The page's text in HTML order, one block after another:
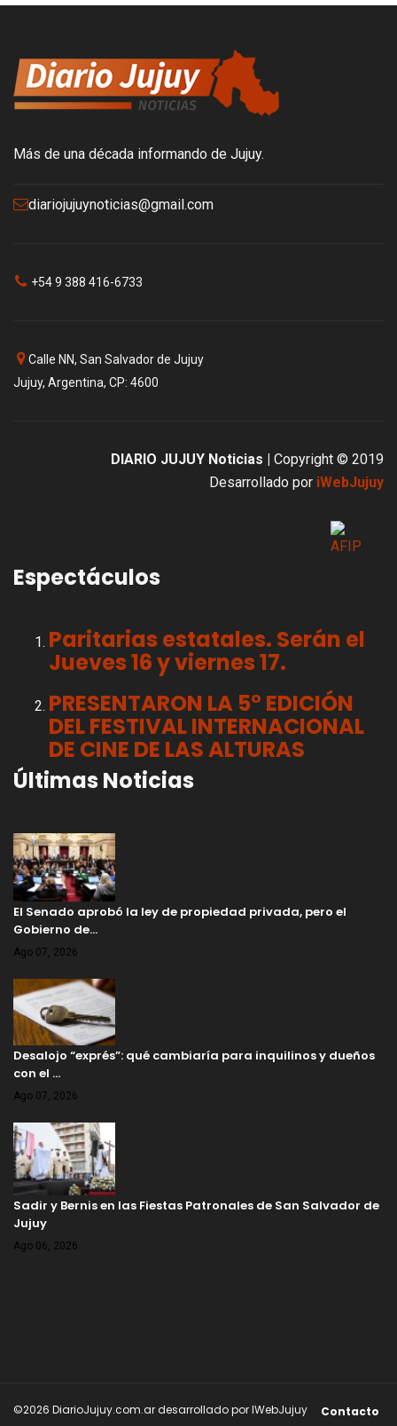
Más de una década informando de Jujuy.
diariojujuynoticias@gmail.com
+54 9 388 416-6733
Calle NN, San Salvador de Jujuy
Jujuy, Argentina, CP: 4600
DIARIO JUJUY Noticias | Copyright © 2019
Desarrollado por iWebJujuy
Espectáculos
Paritarias estatales. Serán el
Jueves 16 y viernes 17.
PRESENTARON LA 5° EDICIÓN
DEL FESTIVAL INTERNACIONAL
DE CINE DE LAS ALTURAS
Últimas Noticias
El Senado aprobó la ley de propiedad privada, pero el
Gobierno de…
Ago 07, 2026
Desalojo “exprés”: qué cambiaría para inquilinos y dueños
con el …
Ago 07, 2026
Sadir y Bernis en las Fiestas Patronales de San Salvador de
Jujuy
Ago 06, 2026
©2026 DiarioJujuy.com.ar desarrollado por IWebJujuy Contacto